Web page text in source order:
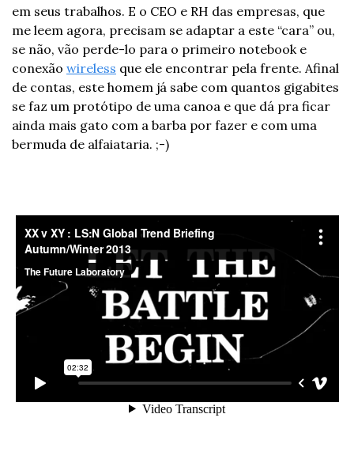
em seus trabalhos. E o CEO e RH das empresas, que
me leem agora, precisam se adaptar a este “cara” ou,
se não, vão perde-lo para o primeiro notebook e
conexão wireless que ele encontrar pela frente. Afinal
de contas, este homem já sabe com quantos gigabites
se faz um protótipo de uma canoa e que dá pra ficar
ainda mais gato com a barba por fazer e com uma
bermuda de alfaiataria. ;-)